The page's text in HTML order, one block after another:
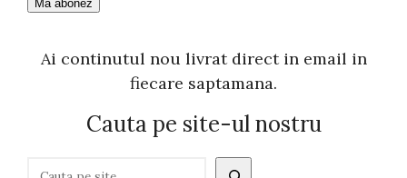
Ai continutul nou livrat direct in email in
fiecare saptamana.
Cauta pe site-ul nostru